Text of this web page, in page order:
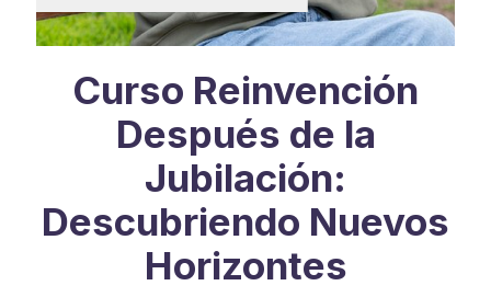
Curso Reinvención
Después de la
Jubilación:
Descubriendo Nuevos
Horizontes